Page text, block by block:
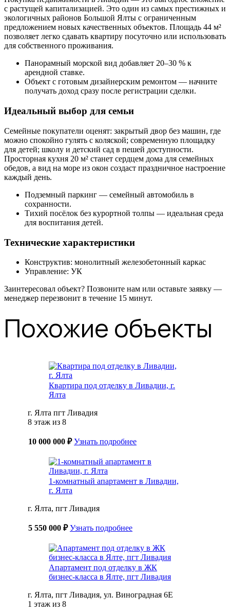
с растущей капитализацией. Это один из самых престижных и
экологичных районов Большой Ялты с ограниченным
предложением новых качественных объектов. Площадь 44 м²
позволяет легко сдавать квартиру посуточно или использовать
для собственного проживания.
Панорамный морской вид добавляет 20–30 % к
арендной ставке.
Объект с готовым дизайнерским ремонтом — начните
получать доход сразу после регистрации сделки.
Идеальный выбор для семьи
Семейные покупатели оценят: закрытый двор без машин, где
можно спокойно гулять с коляской; современную площадку
для детей; школу и детский сад в пешей доступности.
Просторная кухня 20 м² станет сердцем дома для семейных
обедов, а вид на море из окон создаст праздничное настроение
каждый день.
Подземный паркинг — семейный автомобиль в
сохранности.
Тихий посёлок без курортной толпы — идеальная среда
для воспитания детей.
Технические характеристики
Конструктив: монолитный железобетонный каркас
Управление: УК
Заинтересовал объект? Позвоните нам или оставьте заявку —
менеджер перезвонит в течение 15 минут.
Похожие объекты
Квартира под отделку в Ливадии, г.
Ялта
г. Ялта пгт Ливадия
8 этаж из 8
10 000 000 ₽ Узнать подробнее
1-комнатный апартамент в Ливадии,
г. Ялта
г. Ялта, пгт Ливадия
5 550 000 ₽ Узнать подробнее
Апартамент под отделку в ЖК
бизнес-класса в Ялте, пгт Ливадия
г. Ялта, пгт Ливадия, ул. Виноградная 6Е
1 этаж из 8